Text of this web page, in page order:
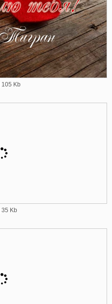
Kb
Kb